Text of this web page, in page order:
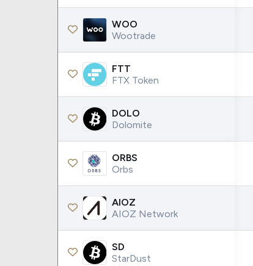
WOO
Wootrade
FTT
FTX Token
DOLO
Dolomite
ORBS
Orbs
AIOZ
AIOZ Network
SD
StarDust